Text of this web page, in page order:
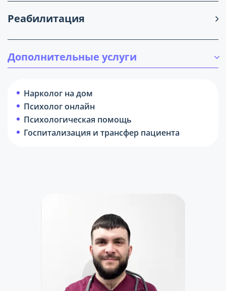
Реабилитация
Дополнительные услуги
Нарколог на дом
Психолог онлайн
Психологическая помощь
Госпитализация и трансфер пациента